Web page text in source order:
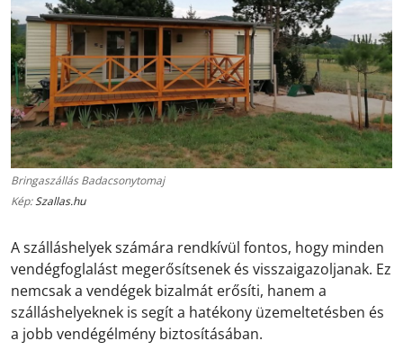
Bringaszállás Badacsonytomaj
Kép:Szallas.hu
A szálláshelyek számára rendkívül fontos, hogy minden
vendégfoglalást megerősítsenek és visszaigazoljanak. Ez
nemcsak a vendégek bizalmát erősíti, hanem a
szálláshelyeknek is segít a hatékony üzemeltetésben és
a jobb vendégélmény biztosításában.